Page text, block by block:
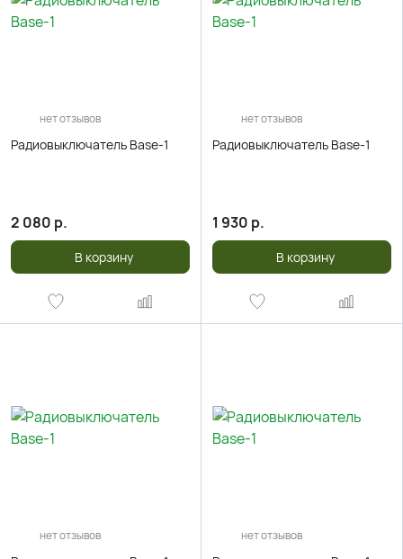
нет отзывов
Радиовыключатель Base-1
2 080 р.
В корзину
нет отзывов
Радиовыключатель Base-1
1 930 р.
В корзину
нет отзывов нет отзывов